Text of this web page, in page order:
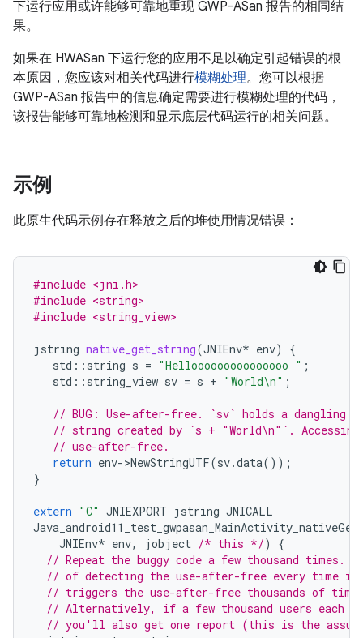
下运行应用或许能够可靠地重现 GWP-ASan 报告的相同结
果。
如果在 HWASan 下运行您的应用不足以确定引起错误的根
本原因，您应该对相关代码进行模糊处理。您可以根据
GWP-ASan 报告中的信息确定需要进行模糊处理的代码，
该报告能够可靠地检测和显示底层代码运行的相关问题。
示例
此原生代码示例存在释放之后的堆使用情况错误：
#include <jni.h>
#include <string>
#include <string_view>
jstring native_get_string(JNIEnv* env)
{
std :: string s = "Hellooooooooooooooo " ;
std :: string_view sv = s + "World\n" ;
// BUG: Use-after-free. `sv` holds a dangling
// string created by `s + "World\n"`.
// use-after-free.
return env->NewStringUTF(sv.data());
}
extern "C" JNIEXPORT jstring JNICALL
JNIEnv* env, jobject /* this */)
{
// Repeat the buggy code a few thousand times.
// of detecting the use-after-free every time it
// triggers the use-after-free thousands of
// Alternatively, if a few thousand users each
// you'll also get one report (this is the